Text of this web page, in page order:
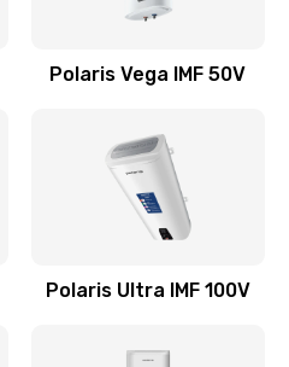
воды
руб.
Polaris Vega IMF 50V
Polaris Ultra IMF 100V